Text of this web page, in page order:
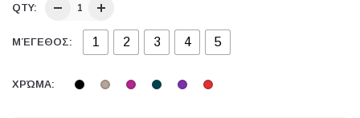
QTY:
ΜΈΓΕΘΟΣ: 1 2 3 4 5
ΧΡΏΜΑ: